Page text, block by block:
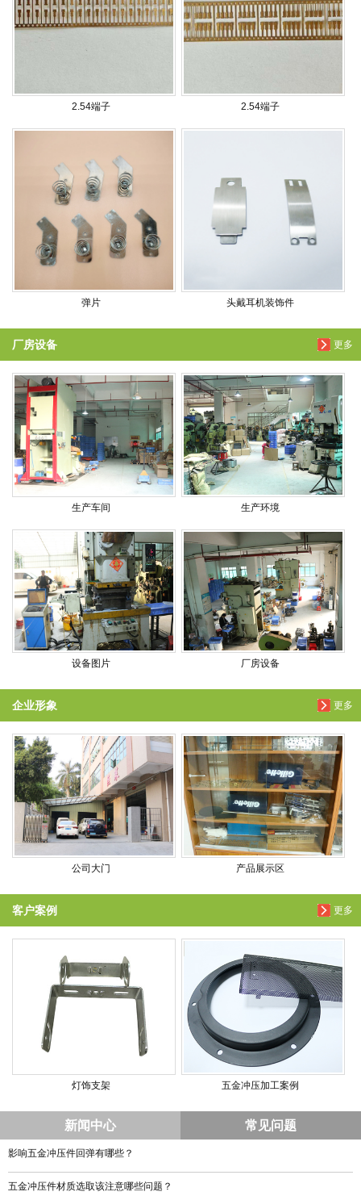
2.54端子 2.54端子
弹片 头戴耳机装饰件
更多
厂房设备
生产车间 生产环境
设备图片 厂房设备
更多
企业形象
公司大门 产品展示区
更多
客户案例
灯饰支架 五金冲压加工案例
新闻中心 常见问题
影响五金冲压件回弹有哪些？
五金冲压件材质选取该注意哪些问题？